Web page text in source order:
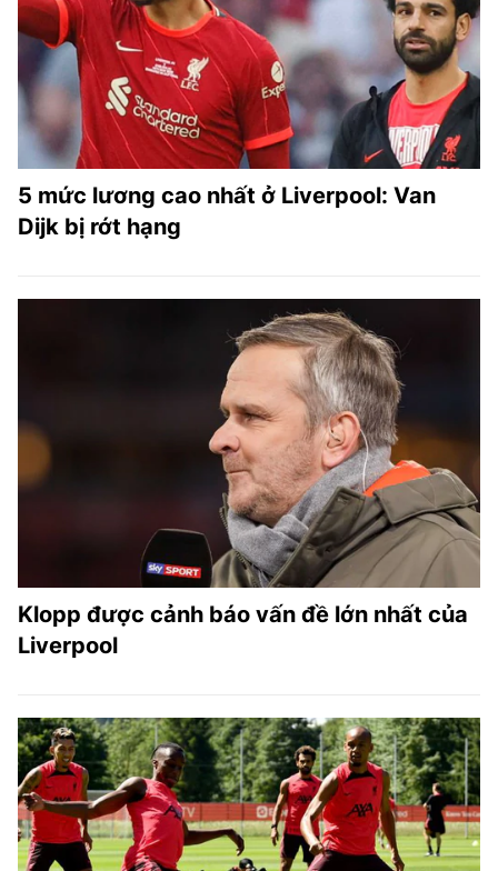
TRA CỨU PHƯỜNG XÃ
CỐNG HIẾN
BÙI XUÂN PHÁI
TIỆN ÍCH
LIÊN HỆ QUẢNG CÁO
Điện thoại: 024.38254756
5 mức lương cao nhất ở Liverpool: Van
Dijk bị rớt hạng
Klopp được cảnh báo vấn đề lớn nhất của
Liverpool